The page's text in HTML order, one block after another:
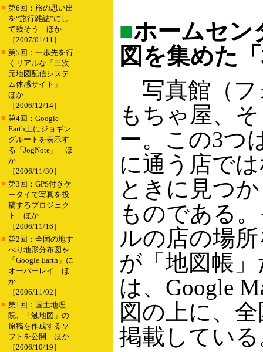
■ 第6回：旅の思い出
を“旅行雑誌”にし
て残そう ほか
［2007/01/11］
■ 第5回：一歩先を行
くリアルな「三次
元地図配信システ
ム体感サイト」
ほか
［2006/12/14］
■ 第4回：Google
Earth上にジョギン
グルートを表示す
る「JogNote」 ほ
か
［2006/11/30］
■ 第3回：GPS付きケ
ータイで写真を投
稿するプロジェク
ト ほか
［2006/11/16］
■ 第2回：全国の地す
べり地形分布図を
「Google Earth」に
オーバーレイ ほ
か
［2006/11/02］
■ 第1回：国土地理
院、「触地図」の
原稿を作成するソ
フトを公開 ほか
［2006/10/19］
■ホームセン
図を集めた
写真館（フ
もちゃ屋、
ー。この3つ
に通う店で
ときに見つ
ものである
ルの店の場
が「地図帳
は、Google
図の上に、
掲載してい